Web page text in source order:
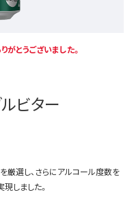
がとうございました。
ビター
厳選し、さらにアルコール度数を
しました。